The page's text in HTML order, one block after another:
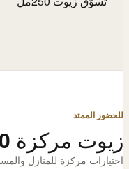
للحضور الممتد
زيوت مركزة 250مل
اختيارات مركزة للمنازل